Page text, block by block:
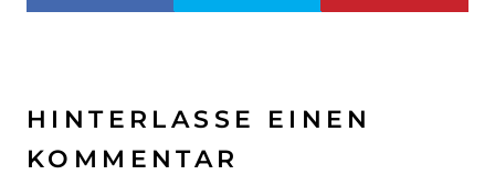
HINTERLASSE EINEN
KOMMENTAR